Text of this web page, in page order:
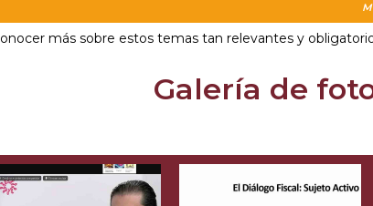
más sobre estos temas tan relevantes y
Galería de